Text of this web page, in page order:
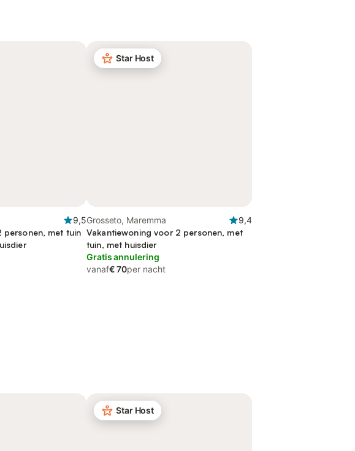
9,5
personen, met tuin
Star Host
Grosseto, Maremma
9,4
Vakantiewoning voor 2 personen, met
tuin, met huisdier
Gratis annulering
vanaf€ 70per nacht
Star Host